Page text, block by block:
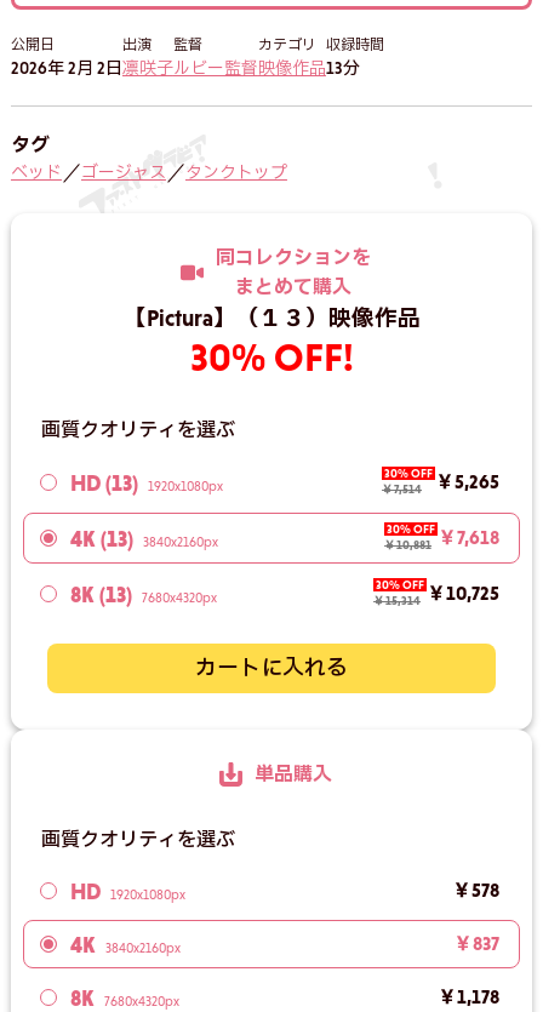
公開日
2026年 2月 2日
出演
凛咲子
監督
ルビー監督
カテゴリ
映像作品
収録時間
13分
タグ
ベッド ／ゴージャス ／タンクトップ
同コレクションを
まとめて購入
【Pictura】（１３）映像作品
30% OFF!
画質クオリティを選ぶ
HD (13) 1920x1080px
30% OFF
￥7,514
￥5,265
4K (13) 3840x2160px
30% OFF
￥10,881
￥7,618
8K (13) 7680x4320px
30% OFF
￥15,314
￥10,725
カートに入れる
単品購入
画質クオリティを選ぶ
HD 1920x1080px ￥578
4K 3840x2160px ￥837
8K 7680x4320px ￥1,178